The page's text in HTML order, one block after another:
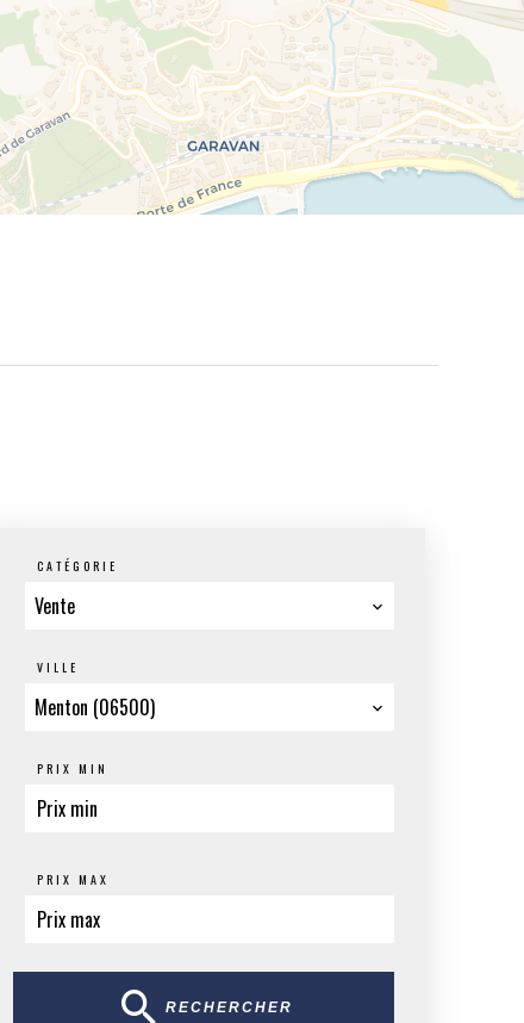
CATÉGORIE
Vente
VILLE
Menton (06500)
PRIX MIN
PRIX MAX
RECHERCHER